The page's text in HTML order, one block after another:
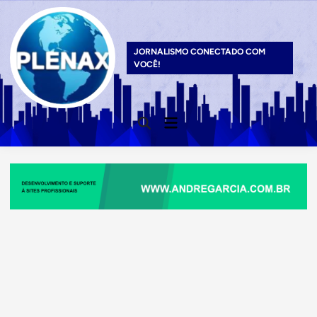
content
JORNALISMO CONECTADO COM
VOCÊ!
Open
Search
Main
Menu